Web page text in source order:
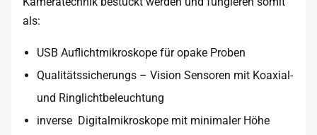
als:
USB Auflichtmikroskope für opake Proben
Qualitätssicherungs – Vision Sensoren mit Koaxial-
und Ringlichtbeleuchtung
inverse Digitalmikroskope mit minimaler Höhe